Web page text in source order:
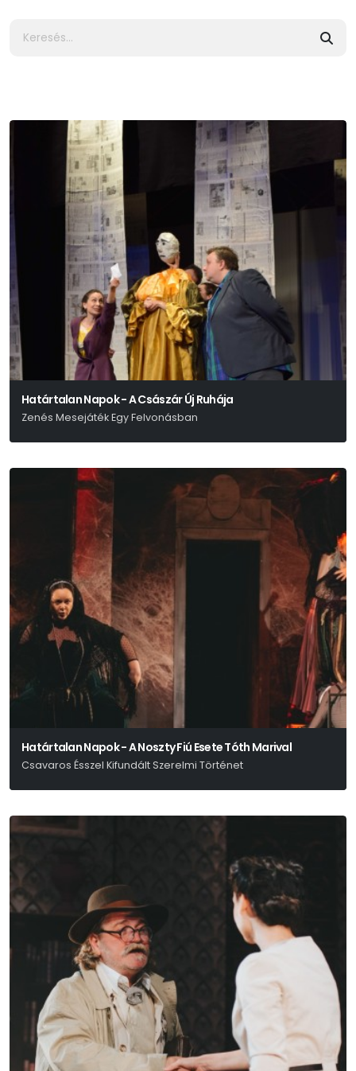
Határtalan Napok - A Császár Új Ruhája
Zenés Mesejáték Egy Felvonásban
Határtalan Napok - A Noszty Fiú Esete Tóth Marival
Csavaros Ésszel Kifundált Szerelmi Történet